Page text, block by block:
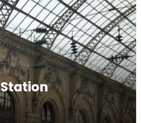
Station